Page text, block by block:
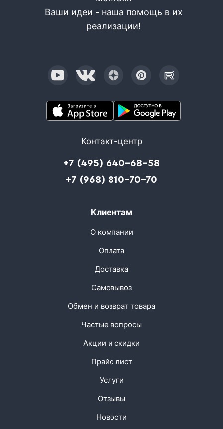
Ваши идеи - наша помощь в их
реализации!
Контакт-центр
+7 (495) 640-68-58
+7 (968) 810-70-70
Клиентам
О компании
Оплата
Доставка
Самовывоз
Обмен и возврат товара
Частые вопросы
Акции и скидки
Прайс лист
Услуги
Отзывы
Новости